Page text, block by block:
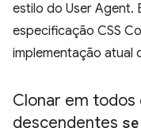
estilo do User Agent.
especificação CSS
implementação atual
Clonar em todos
descendentes